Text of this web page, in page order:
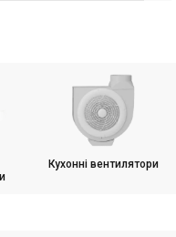
Кухонні вентилятори